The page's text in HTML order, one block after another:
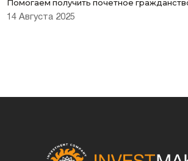
Помогаем получить почетное
14 Августа 2025